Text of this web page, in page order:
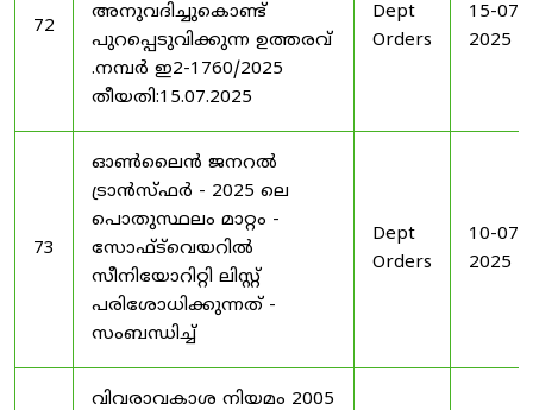
72
അനുവദിച്ചുകൊണ്ട്
പുറപ്പെടുവിക്കുന്ന ഉത്തരവ്
.നമ്പർ ഇ2-1760/2025
തീയതി:15.07.2025
Dept
Orders
15-07-
2025
73
ഓൺലൈൻ ജനറൽ
ട്രാൻസ്ഫർ - 2025 ലെ
പൊതുസ്ഥലം മാറ്റം -
സോഫ്ട്‍വെയറിൽ
സീനിയോറിറ്റി ലിസ്റ്റ്
പരിശോധിക്കുന്നത് -
സംബന്ധിച്ച്
Dept
Orders
10-07-
2025
വിവരാവകാശ നിയമം 2005